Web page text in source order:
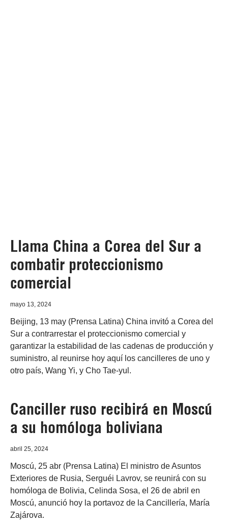
Llama China a Corea del Sur a
combatir proteccionismo
comercial
mayo 13, 2024
Beijing, 13 may (Prensa Latina) China invitó a Corea del
Sur a contrarrestar el proteccionismo comercial y
garantizar la estabilidad de las cadenas de producción y
suministro, al reunirse hoy aquí los cancilleres de uno y
otro país, Wang Yi, y Cho Tae-yul.
Canciller ruso recibirá en Moscú
a su homóloga boliviana
abril 25, 2024
Moscú, 25 abr (Prensa Latina) El ministro de Asuntos
Exteriores de Rusia, Serguéi Lavrov, se reunirá con su
homóloga de Bolivia, Celinda Sosa, el 26 de abril en
Moscú, anunció hoy la portavoz de la Cancillería, María
Zajárova.